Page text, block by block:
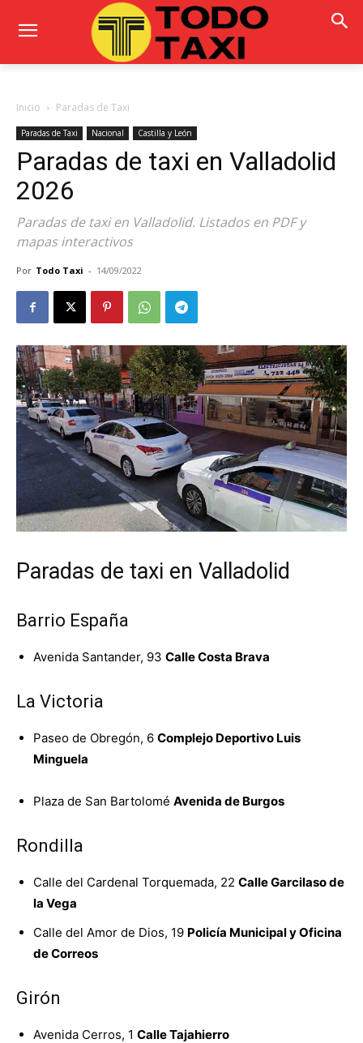
Inicio Paradas de Taxi
Paradas de Taxi Nacional Castilla y León
Paradas de taxi en Valladolid
2026
Paradas de taxi en Valladolid. Listados en PDF y
mapas interactivos
Por Todo Taxi - 14/09/2022
Paradas de taxi en Valladolid
Barrio España
Avenida Santander, 93 Calle Costa Brava
La Victoria
Paseo de Obregón, 6 Complejo Deportivo Luis
Minguela
Plaza de San Bartolomé Avenida de Burgos
Rondilla
Calle del Cardenal Torquemada, 22 Calle Garcilaso de
la Vega
Calle del Amor de Dios, 19 Policía Municipal y Oficina
de Correos
Girón
Avenida Cerros, 1 Calle Tajahierro